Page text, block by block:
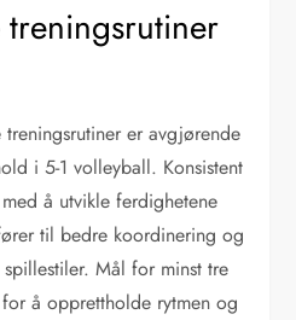
treningsrutiner
er avgjørende
i 5-1 volleyball. Konsistent
å utvikle ferdighetene
til bedre koordinering og
Mål for minst tre
å opprettholde rytmen og